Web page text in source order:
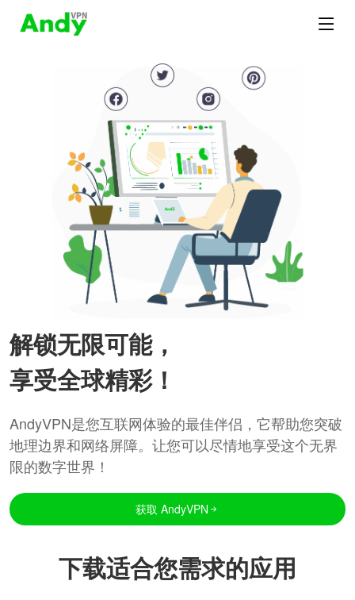
解锁无限可能，
享受全球精彩！
AndyVPN是您互联网体验的最佳伴侣，它帮助您突破
地理边界和网络屏障。让您可以尽情地享受这个无界
限的数字世界！
获取 AndyVPN
下载适合您需求的应用